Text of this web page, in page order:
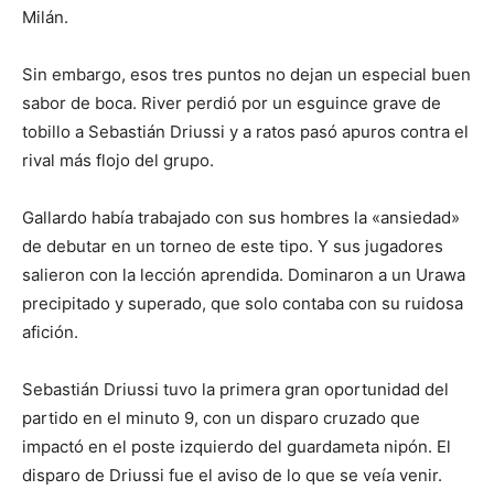
Milán.
Sin embargo, esos tres puntos no dejan un especial buen
sabor de boca. River perdió por un esguince grave de
tobillo a Sebastián Driussi y a ratos pasó apuros contra el
rival más flojo del grupo.
Gallardo había trabajado con sus hombres la «ansiedad»
de debutar en un torneo de este tipo. Y sus jugadores
salieron con la lección aprendida. Dominaron a un Urawa
precipitado y superado, que solo contaba con su ruidosa
afición.
Sebastián Driussi tuvo la primera gran oportunidad del
partido en el minuto 9, con un disparo cruzado que
impactó en el poste izquierdo del guardameta nipón. El
disparo de Driussi fue el aviso de lo que se veía venir.